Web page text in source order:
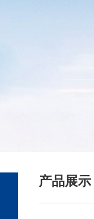
产品展示